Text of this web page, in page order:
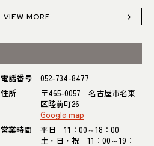
VIEW MORE
電話番号
052-734-8477
住所
〒465-0057 名古屋市名東
区陸前町26
Google map
営業時間
平日 11：00～18：00
土・日・祝 11：00～19：